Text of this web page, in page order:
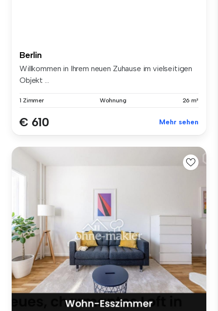
Berlin
Willkommen in Ihrem neuen Zuhause im vielseitigen
Objekt ...
1 Zimmer Wohnung 26 m²
€ 610 Mehr sehen